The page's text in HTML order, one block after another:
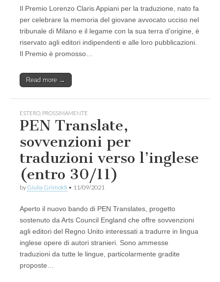
Il Premio Lorenzo Claris Appiani per la traduzione, nato fa
per celebrare la memoria del giovane avvocato ucciso nel
tribunale di Milano e il legame con la sua terra d’origine, è
riservato agli editori indipendenti e alle loro pubblicazioni.
Il Premio è promosso…
Read more →
ESTERO PROSSIMAMENTE
PEN Translate,
sovvenzioni per
traduzioni verso l’inglese
(entro 30/11)
by Giulia Grimoldi • 11/09/2021
Aperto il nuovo bando di PEN Translates, progetto
sostenuto da Arts Council England che offre sovvenzioni
agli editori del Regno Unito interessati a tradurre in lingua
inglese opere di autori stranieri. Sono ammesse
traduzioni da tutte le lingue, particolarmente gradite
proposte…